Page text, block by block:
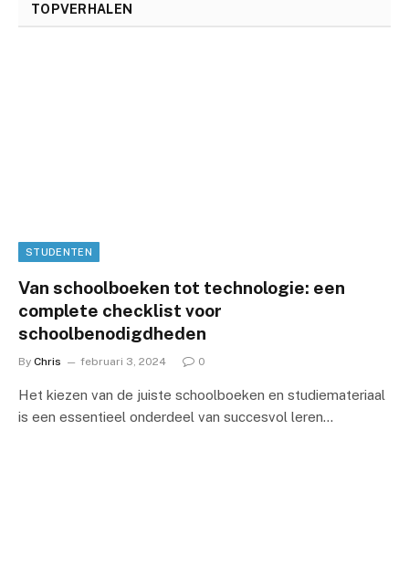
TOPVERHALEN
STUDENTEN
Van schoolboeken tot technologie: een
complete checklist voor
schoolbenodigdheden
By Chris februari 3, 2024 0
Het kiezen van de juiste schoolboeken en studiemateriaal
is een essentieel onderdeel van succesvol leren…